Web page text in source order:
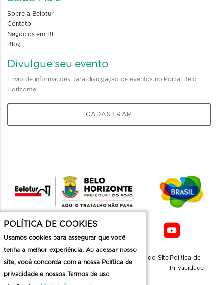
Sobre a Belotur
Contato
Negócios em BH
Blog
Divulgue seu evento
Envio de informações para divulgação de eventos no Portal Belo
Horizonte
CADASTRAR
Mapa do Site Politica de
Privacidade
POLÍTICA DE COOKIES
Usamos cookies para assegurar que você
tenha a melhor experiência. Ao acessar nosso
site, você concorda com a nossa Política de
privacidade e nossos Termos de uso